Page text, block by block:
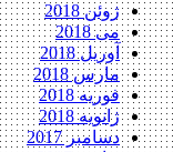
ژوئن 2018
می 2018
آوریل 2018
مارس 2018
فوریه 2018
ژانویه 2018
دسامبر 2017